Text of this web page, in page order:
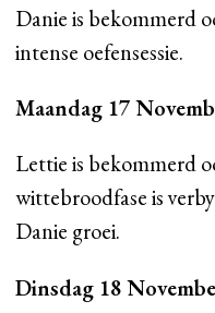
Danie is bekommerd
intense oefensessie.
Maandag 17
Lettie is bekommerd
wittebroodfase is
Danie groei.
Dinsdag 18